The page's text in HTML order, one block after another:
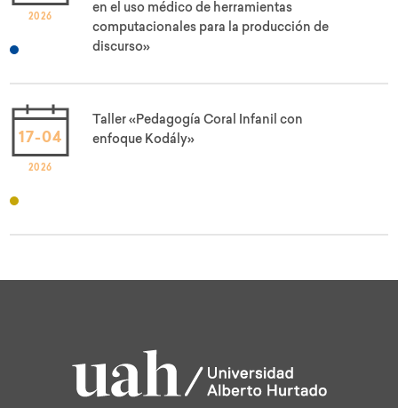
2026
en el uso médico de herramientas
computacionales para la producción de
discurso»
17-04
2026
Taller «Pedagogía Coral Infanil con
enfoque Kodály»